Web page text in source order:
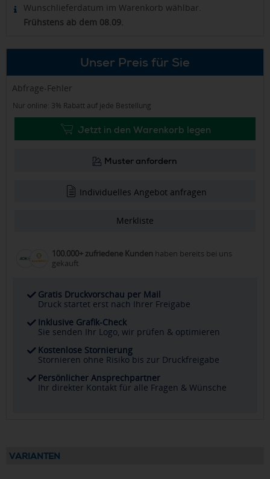
Wunschlieferdatum im Warenkorb wählbar.
Frühstens ab dem 08.09.
Unser Preis für Sie
Abfrage-Fehler
Nur online: 3% Rabatt auf jede Bestellung
Jetzt in den Warenkorb legen
Muster anfordern
Individuelles Angebot anfragen
Merkliste
100.000+ zufriedene Kunden haben bereits bei uns
gekauft
Gratis Druckvorschau per Mail
Druck startet erst nach Ihrer Freigabe
Inklusive Grafik-Check
Sie senden Ihr Logo, wir prüfen & optimieren
Kostenlose Stornierung
Stornieren ohne Risiko bis zur Druckfreigabe
Persönlicher Ansprechpartner
Ihr direkter Kontakt für alle Fragen & Wünsche
VARIANTEN